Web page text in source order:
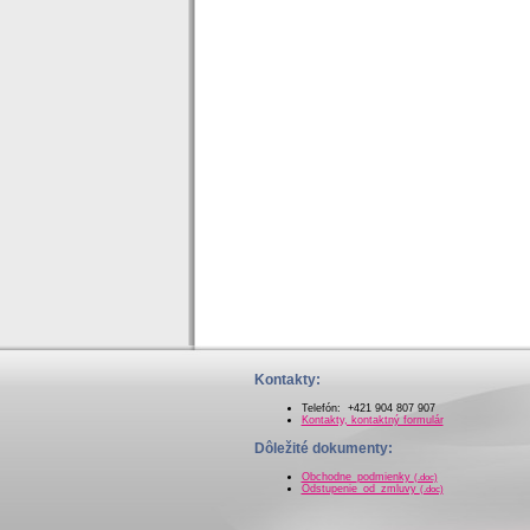
Kontakty:
Telefón: +421 904 807 907
Kontakty, kontaktný formulár
Dôležité dokumenty:
Obchodne_podmienky (.doc)
Odstupenie_od_zmluvy (.doc)